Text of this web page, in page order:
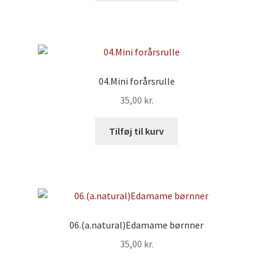
04.Mini forårsrulle
35,00 kr.
Tilføj til kurv
06.(a.natural)Edamame børnner
35,00 kr.